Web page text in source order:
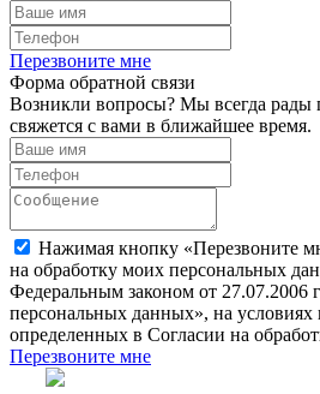
Перезвоните мне
Форма обратной связи
Возникли вопросы? Мы всегда рады
свяжется с вами в ближайшее время.
Нажимая кнопку «Перезвоните
на обработку моих персональных
Федеральным законом от
персональных данных», на условиях
определенных в Согласии на
Перезвоните мне